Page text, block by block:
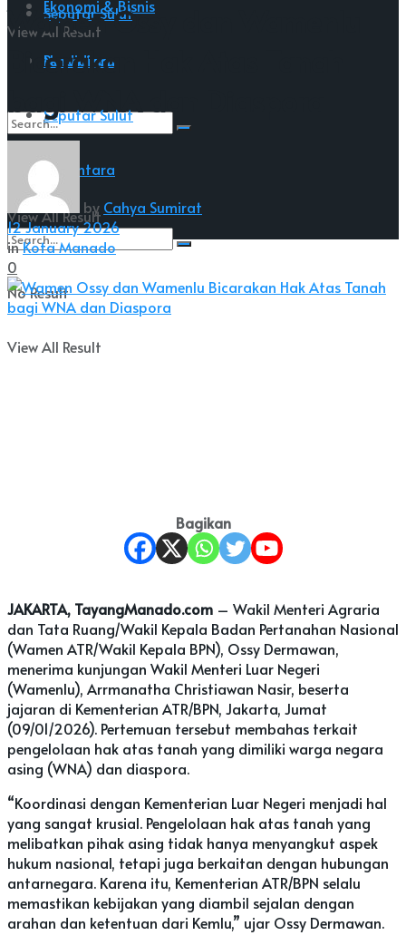
Seputar Sulut
Nusantara
No Result
View All Result
Ekonomi & Bisnis
Pendidikan
Seputar Sulut
Nusantara
No Result
View All Result
View All Result
Wamen Ossy dan Wamenlu
Bicarakan Hak Atas Tanah
bagi WNA dan Diaspora
by Cahya Sumirat
12 January 2026
inKota Manado
0
Bagikan
JAKARTA, TayangManado.com – Wakil Menteri Agraria
dan Tata Ruang/Wakil Kepala Badan Pertanahan Nasional
(Wamen ATR/Wakil Kepala BPN), Ossy Dermawan,
menerima kunjungan Wakil Menteri Luar Negeri
(Wamenlu), Arrmanatha Christiawan Nasir, beserta
jajaran di Kementerian ATR/BPN, Jakarta, Jumat
(09/01/2026). Pertemuan tersebut membahas terkait
pengelolaan hak atas tanah yang dimiliki warga negara
asing (WNA) dan diaspora.
“Koordinasi dengan Kementerian Luar Negeri menjadi hal
yang sangat krusial. Pengelolaan hak atas tanah yang
melibatkan pihak asing tidak hanya menyangkut aspek
hukum nasional, tetapi juga berkaitan dengan hubungan
antarnegara. Karena itu, Kementerian ATR/BPN selalu
memastikan kebijakan yang diambil sejalan dengan
arahan dan ketentuan dari Kemlu,” ujar Ossy Dermawan.